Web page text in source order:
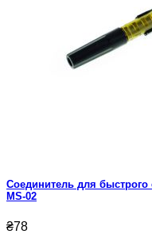
Cоединитель для быстрого
MS-02
₴78